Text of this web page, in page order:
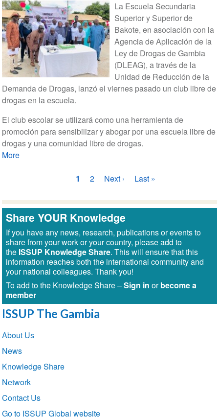
La Escuela Secundaria
Superior y Superior de
Bakote, en asociación con la
Agencia de Aplicación de la
Ley de Drogas de Gambia
(DLEAG), a través de la
Unidad de Reducción de la
Demanda de Drogas, lanzó el viernes pasado un club libre de
drogas en la escuela.
El club escolar se utilizará como una herramienta de
promoción para sensibilizar y abogar por una escuela libre de
drogas y una comunidad libre de drogas.
More
Página
1 Página
2
Siguiente
Next ›
Última
Last »
Share YOUR Knowledge
If you have any news, research, publications or events to
share from your work or your country, please add to
the ISSUP Knowledge Share. This will ensure that this
information reaches both the international community and
your national colleagues. Thank you!
To add to the Knowledge Share –Sign in orbecome a
member
ISSUP The Gambia
Section
navigation
About Us
News
Knowledge Share
Network
Contact Us
Go to ISSUP Global website